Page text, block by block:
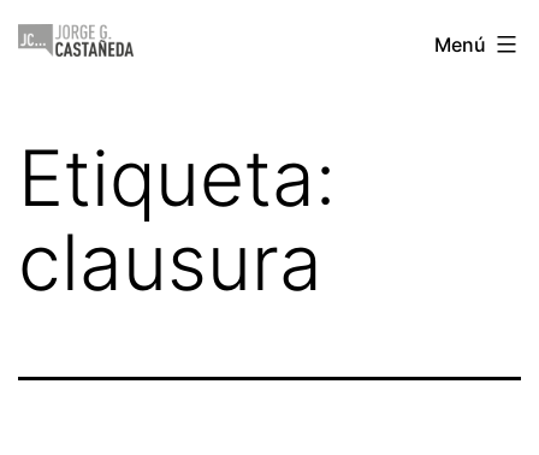
Saltar
Jorge
Menú
Etiqueta:
clausura